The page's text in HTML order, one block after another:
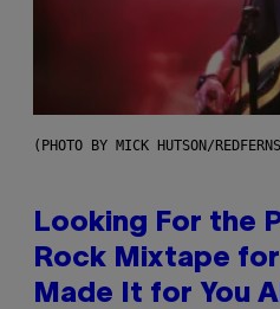
(PHOTO BY MICK HUTSON/
Looking For the
Rock Mixtape for
Made It for You